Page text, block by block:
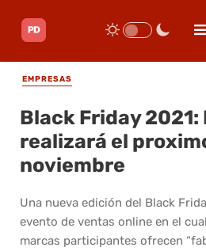
EMPRESAS
Black Friday 2021:
realizará el
noviembre
Una nueva edición del Black
evento de ventas online en el
marcas participantes ofrecen